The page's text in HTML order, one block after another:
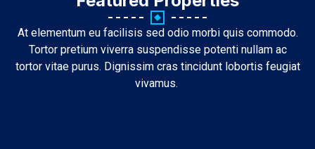
At elementum eu facilisis sed odio morbi quis commodo.
Tortor pretium viverra suspendisse potenti nullam ac
tortor vitae purus. Dignissim cras tincidunt lobortis feugiat
vivamus.